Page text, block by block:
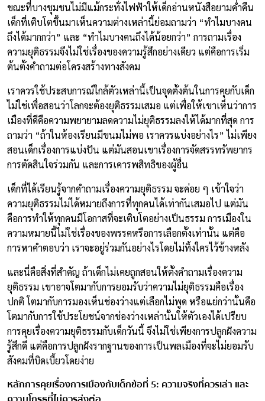
ขณะที่บางชุมชนไม่มีแม้กระทั่งไฟฟ้าให้เด็กอ่านหนังสือยามค่ำคืน
เด็กที่เติบโตขึ้นมาเห็นความต่างเหล่านี้ย่อมถามว่า “ทำไมบางคน
ถึงได้มากกว่า” และ “ทำไมบางคนถึงได้น้อยกว่า” การถามเรื่อง
ความยุติธรรมจึงไม่ใช่เรื่องของความรู้สึกอย่างเดียว แต่คือการเริ่ม
ต้นตั้งคำถามต่อโครงสร้างทางสังคม
เราควรใช้ประสบการณ์ใกล้ตัวเหล่านี้เป็นจุดตั้งต้นในการคุยกับเด็ก
ไม่ใช่เพื่อสอนว่าโลกจะต้องยุติธรรมเสมอ แต่เพื่อให้เขาเห็นว่าการ
เมืองที่ดีคือความพยายามลดความไม่ยุติธรรมลงให้ได้มากที่สุด การ
ถามว่า “ถ้าในห้องเรียนมีขนมไม่พอ เราควรแบ่งอย่างไร” ไม่เพียง
สอนเด็กเรื่องการแบ่งปัน แต่มันสอนเขาเรื่องการจัดสรรทรัพยากร
การตัดสินใจร่วมกัน และการเคารพสิทธิของผู้อื่น
เด็กที่ได้เรียนรู้จากคำถามเรื่องความยุติธรรม จะค่อย ๆ เข้าใจว่า
ความยุติธรรมไม่ได้หมายถึงการที่ทุกคนได้เท่ากันเสมอไป แต่มัน
คือการทำให้ทุกคนมีโอกาสที่จะเติบโตอย่างเป็นธรรม การเมืองใน
ความหมายนี้ไม่ใช่เรื่องของพรรคหรือการเลือกตั้งเท่านั้น แต่คือ
การหาคำตอบว่า เราจะอยู่ร่วมกันอย่างไรโดยไม่ทิ้งใครไว้ข้างหลัง
และนี่คือสิ่งที่สำคัญ ถ้าเด็กไม่เคยถูกสอนให้ตั้งคำถามเรื่องความ
ยุติธรรม เขาอาจโตมากับการยอมรับว่าความไม่ยุติธรรมคือเรื่อง
ปกติ โตมากับการมองเห็นช่องว่างแต่เลือกไม่พูด หรือแย่กว่านั้นคือ
โตมากับการใช้ประโยชน์จากช่องว่างเหล่านั้นให้ตัวเองได้เปรียบ
การคุยเรื่องความยุติธรรมกับเด็กวันนี้ จึงไม่ใช่เพียงการปลูกฝังความ
รู้สึกดี แต่คือการปลูกฝังรากฐานของการเป็นพลเมืองที่จะไม่ยอมรับ
สังคมที่บิดเบี้ยวโดยง่าย
หลักการคุยเรื่องการเมืองกับเด็กข้อที่ 5: ความจริงที่ควรเล่า และ